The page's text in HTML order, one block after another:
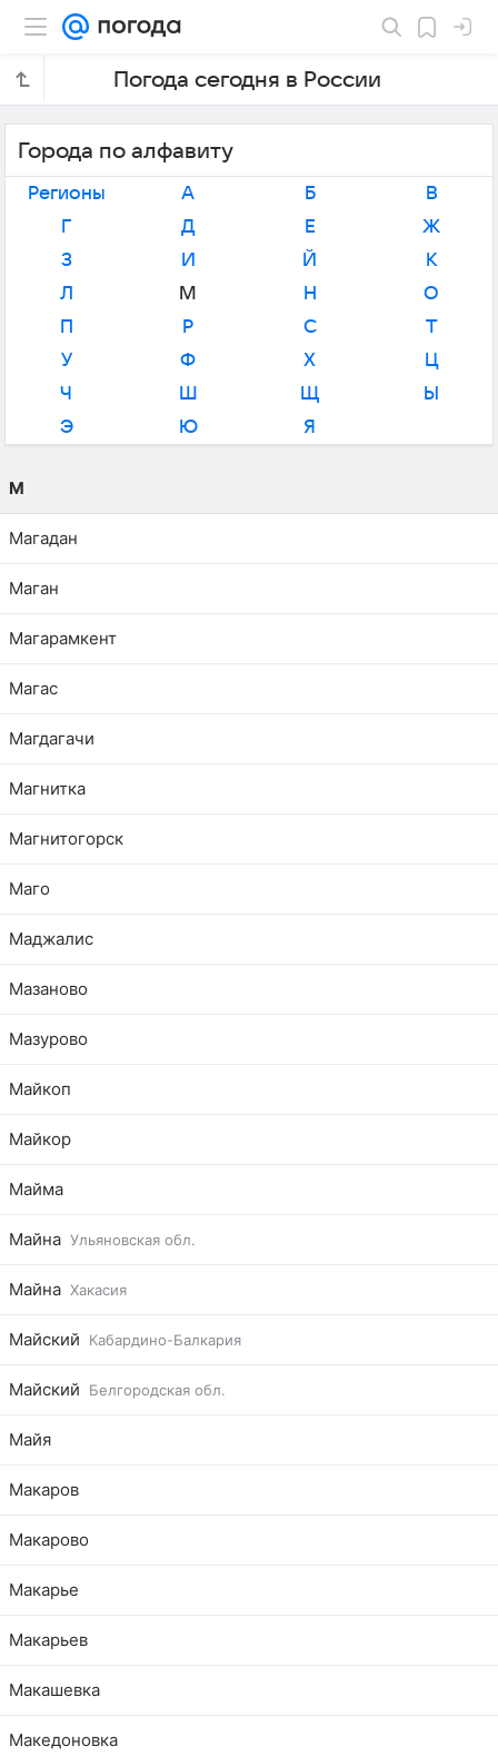
Погода сегодня в России
Города по алфавиту
Регионы А Б
В
Г
Д Е
Ж
З
И Й
К
Л
М Н
О
П
Р С
Т
У
Ф Х
Ц
Ч
Ш Щ
Ы
Э
Ю Я
М
Магадан
Маган
Магарамкент
Магас
Магдагачи
Магнитка
Магнитогорск
Маго
Маджалис
Мазаново
Мазурово
Майкоп
Майкор
Майма
Майна Ульяновская обл.
Майна Хакасия
Майский Кабардино-Балкария
Майский Белгородская обл.
Майя
Макаров
Макарово
Макарье
Макарьев
Макашевка
Македоновка